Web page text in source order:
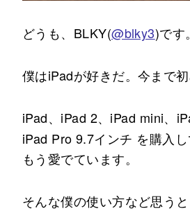
どうも、BLKY(@blky3)です。
僕はiPadが好きだ。今まで
iPad、iPad 2、iPad mini、
iPad Pro 9.7インチ を購入
もう愛でています。
そんな僕の使い方など思う